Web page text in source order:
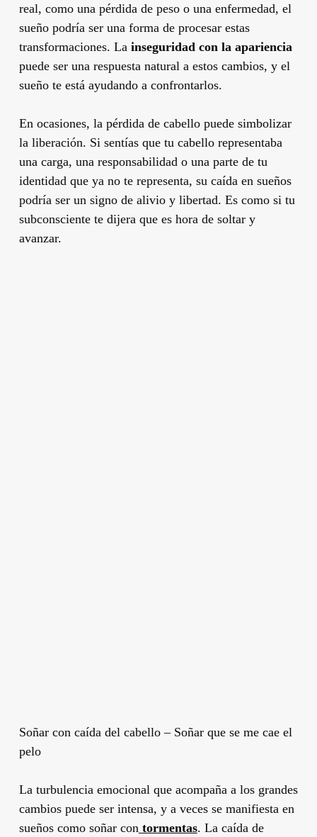
real, como una pérdida de peso o una enfermedad, el
sueño podría ser una forma de procesar estas
transformaciones. La inseguridad con la apariencia
puede ser una respuesta natural a estos cambios, y el
sueño te está ayudando a confrontarlos.
En ocasiones, la pérdida de cabello puede simbolizar
la liberación. Si sentías que tu cabello representaba
una carga, una responsabilidad o una parte de tu
identidad que ya no te representa, su caída en sueños
podría ser un signo de alivio y libertad. Es como si tu
subconsciente te dijera que es hora de soltar y
avanzar.
Soñar con caída del cabello – Soñar que se me cae el
pelo
La turbulencia emocional que acompaña a los grandes
cambios puede ser intensa, y a veces se manifiesta en
sueños como soñar con tormentas. La caída de